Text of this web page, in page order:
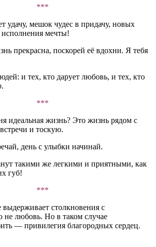
***
удачу, мешок чудес в придачу, новых
исполнения мечты!
прекрасна, поскорей её вдохни. Я тебя
и тех, кто дарует любовь, и тех, кто
***
идеальная жизнь? Это жизнь рядом с
и тоскую.
день с улыбки начинай.
такими же легкими и приятными, как
губ!
***
столкновения с
не любовь. Но в таком случае
— привилегия благородных сердец.